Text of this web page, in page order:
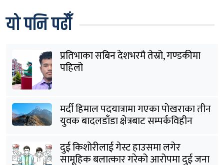
यो पनि पढौँ
प्रतिभाका सबिन देशभरमै तेस्रो, गण्डकीमा
पहिलो
मर्दी हिमाल पदयात्रामा गएका पोखराका तीन
युवक बादलडाँडा क्षेत्रबाट सम्पर्कविहीन
दुई किशोरीलाई गेस्ट हाउसमा लगेर
सामूहिक बलात्कार गरेको आरोपमा दुई जना